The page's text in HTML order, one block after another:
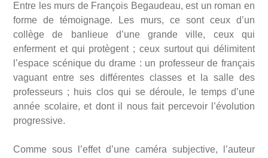
Entre les murs de François Begaudeau, est un roman en
forme de témoignage. Les murs, ce sont ceux d’un
collège de banlieue d’une grande ville, ceux qui
enferment et qui protègent ; ceux surtout qui délimitent
l’espace scénique du drame : un professeur de français
vaguant entre ses différentes classes et la salle des
professeurs ; huis clos qui se déroule, le temps d’une
année scolaire, et dont il nous fait percevoir l’évolution
progressive.
Comme sous l’effet d’une caméra subjective, l’auteur